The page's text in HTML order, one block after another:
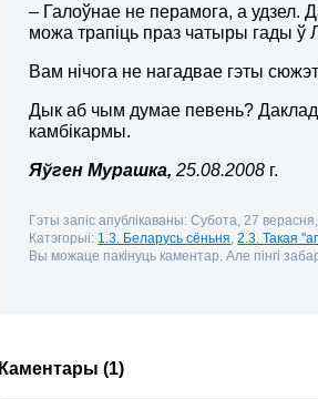
– Галоўнае не перамога, а удзел.
можа трапіць праз чатыры гады ў
Вам нічога не нагадвае гэты
Дык аб чым думае певень?
камбікармы.
Яўген Мурашка,25.08.2008 г.
Гэты запіс апублікаваны: Субота, 27
Катэгорыі: 1.3. Беларусь сёньня ,2.3. Такая
Вы можаце пакінуць каментар. Але пінгі
Каментары (1)